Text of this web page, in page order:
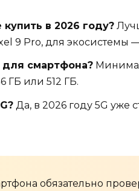
в 2026 году?
9 Pro, для экосистемы —
смартфона?
ГБ или 512 ГБ.
Да, в 2026 году 5G уже
обязательно